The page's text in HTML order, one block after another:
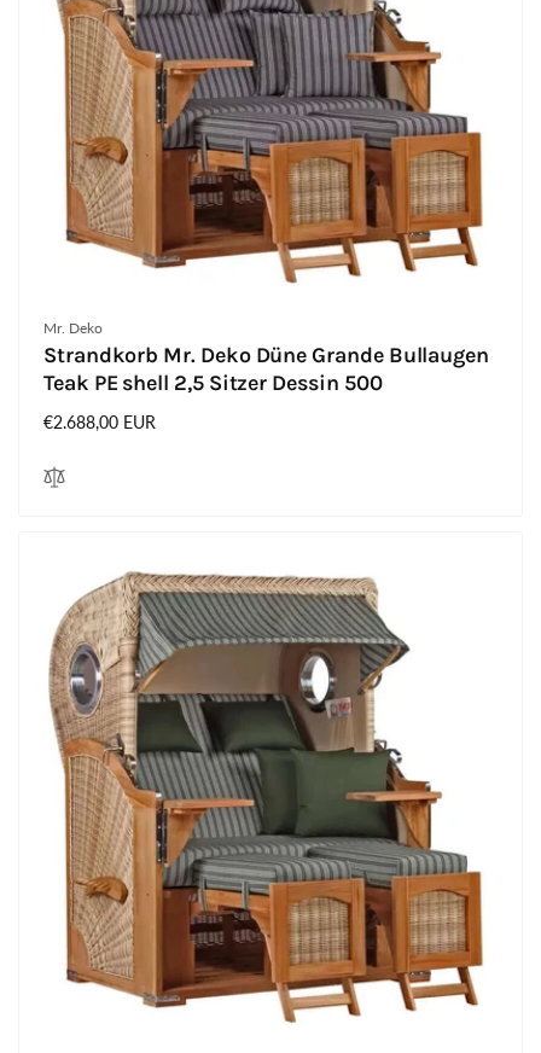
Anbieter:
Mr. Deko
Strandkorb Mr. Deko Düne Grande Bullaugen
Teak PE shell 2,5 Sitzer Dessin 500
Normaler
€2.688,00 EUR